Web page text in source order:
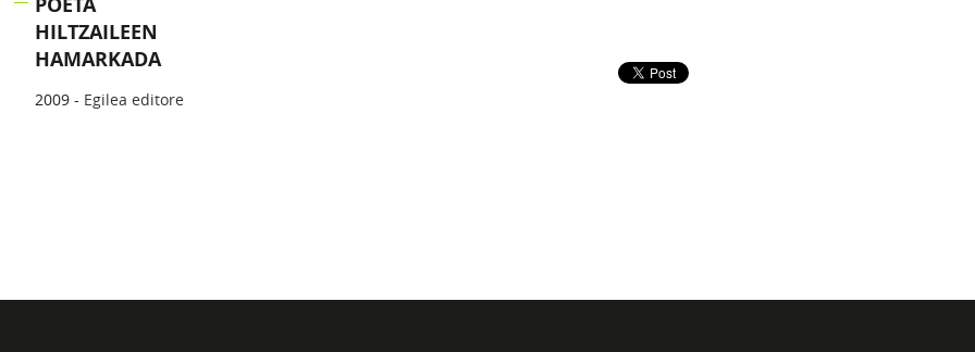
HILTZAILEEN
HAMARKADA
2009 - Egilea editore